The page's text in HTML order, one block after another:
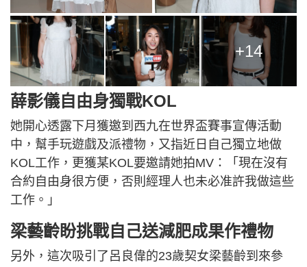
+14
薛影儀自由身獨戰KOL
她開心透露下月獲邀到西九在世界盃賽事宣傳活動
中，幫手玩遊戲及派禮物，又指近日自己獨立地做
KOL工作，更獲某KOL要邀請她拍MV：「現在沒有
合約自由身很方便，否則經理人也未必准許我做這些
工作。」
梁藝齡盼挑戰自己送減肥成果作禮物
另外，這次吸引了呂良偉的23歲契女梁藝齡到來參